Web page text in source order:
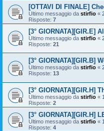
[OTTAVI DI FINALE]
Ultimo messaggio da stirfio «
Risposte: 7
[3° GIORNATA][GIR.E]
Ultimo messaggio da stirfio «
Risposte: 21
[3° GIORNATA][GIR.B]
Ultimo messaggio da stirfio «
Risposte: 13
[3° GIORNATA][GIR.H]
Ultimo messaggio da stirfio «
Risposte: 2
[3° GIORNATA][GIR.H]
Ultimo messaggio da stirfio «
Risposte: 4